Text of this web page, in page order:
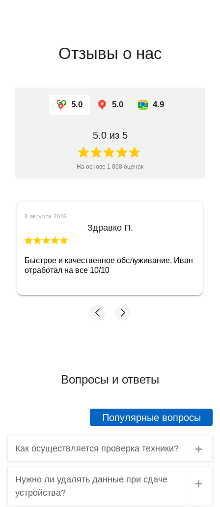
Отзывы о нас
5.0 5.0 4.9
5.0из 5
На основе 1 868 оценок
8 августа 2026
Здравко П.
Быстрое и качественное обслуживание, Иван
отработал на все 10/10
Вопросы и ответы
Популярные вопросы
Как осуществляется проверка техники?
Нужно ли удалять данные при сдаче
устройства?